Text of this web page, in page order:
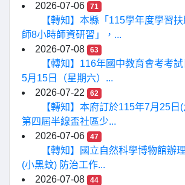
2026-07-06
71
【轉知】本縣「115學年度學習
師8小時師資研習」，...
2026-07-08
63
【轉知】116年國中教育會考考
5月15日（星期六）...
2026-07-22
62
【轉知】本府訂於115年7月25日
第四屆半線盃社區少...
2026-07-06
47
【轉知】國立自然科學博物館辦
(小黑蚊) 防治工作...
2026-07-08
44